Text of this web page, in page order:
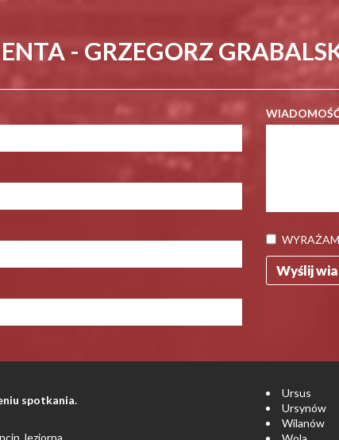
- GRZEGORZ
spotkania.
Ursus
Ursynów
Wilanów